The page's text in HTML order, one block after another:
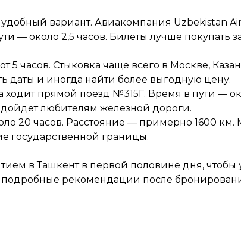
вариант. Авиакомпания Uzbekistan
— около 2,5 часов. Билеты лучше покупать
5 часов. Стыковка чаще всего в Москве,
даты и иногда найти более выгодную цену.
прямой поезд №315Г. Время в пути —
любителям железной дороги.
20 часов. Расстояние — примерно 1600 км.
государственной границы.
в Ташкент в первой половине дня, чтобы
рекомендации после